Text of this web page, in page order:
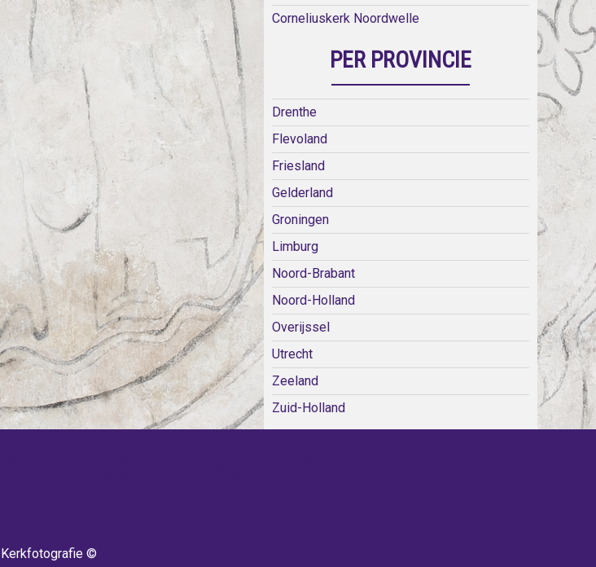
Corneliuskerk Noordwelle
PER PROVINCIE
Drenthe
Flevoland
Friesland
Gelderland
Groningen
Limburg
Noord-Brabant
Noord-Holland
Overijssel
Utrecht
Zeeland
Zuid-Holland
Kerkfotografie ©